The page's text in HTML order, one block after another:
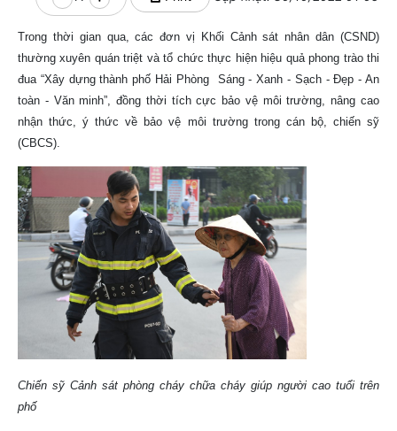
Trong thời gian qua, các đơn vị Khối Cảnh sát nhân dân (CSND)
thường xuyên quán triệt và tổ chức thực hiện hiệu quả phong trào thi
đua “Xây dựng thành phố Hải Phòng Sáng - Xanh - Sạch - Đẹp - An
toàn - Văn minh”, đồng thời tích cực bảo vệ môi trường, nâng cao
nhận thức, ý thức về bảo vệ môi trường trong cán bộ, chiến sỹ
(CBCS).
Chiến sỹ Cảnh sát phòng cháy chữa cháy giúp người cao tuổi trên
phố